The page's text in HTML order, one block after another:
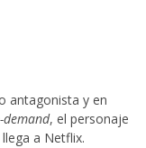
antagonista y en
demand, el personaje
a Netflix.